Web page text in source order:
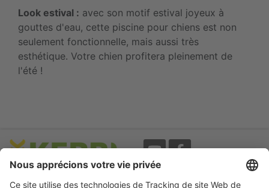
Look estival : avec son motif estival joyeux à
gouttes d'eau, cette piscine pour chiens est non
seulement fonctionnelle, mais aussi très
esthétique. Votre chien profitera pleinement de
l'été !
Evènements
A propos